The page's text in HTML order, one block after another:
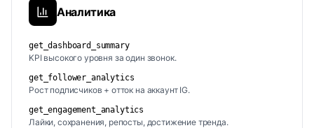
Аналитика
get_dashboard_summary
KPI высокого уровня за один звонок.
get_follower_analytics
Рост подписчиков + отток на аккаунт IG.
get_engagement_analytics
Лайки, сохранения, репосты, достижение тренда.